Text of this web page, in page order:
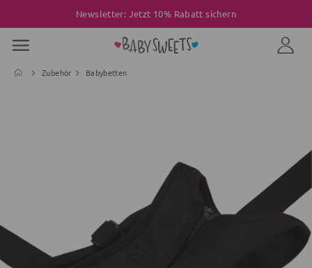
Newsletter: Jetzt 10% Rabatt sichern
Zubehör Babybetten